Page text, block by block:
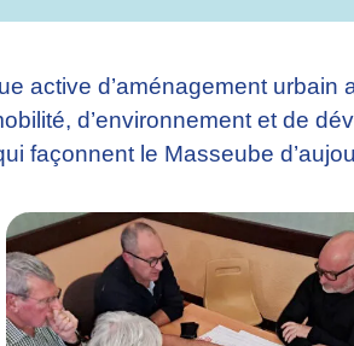
active d’aménagement urbain
d’environnement et de
façonnent le Masseube